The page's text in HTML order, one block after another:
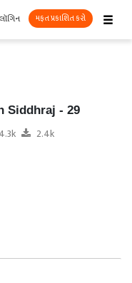
☰
લૉગિન મફત પ્રકાશિત કરો
Siddhraj - 29
4.3k 2.4k